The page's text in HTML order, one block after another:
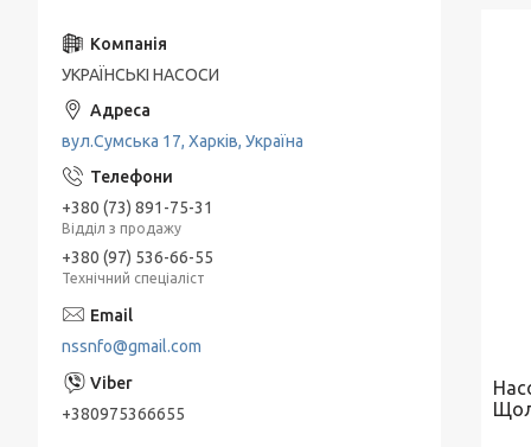
Насосы ЭЦВ Азовэнергомаш
Електромеханічний Завод " (ХЕМЗ)
Піскові насоси П, ПК, ПР, ПКВП, ВРВП, ПБ
Моноблочні піскові насоси
ПР, ПК, ПРВП, ПКВП - насоси піскові
ГРАТ - насоси грунтові
Дренажні насоси АНС, НС, НЦС, З-569, З
245 Андіжанец
Шламові насоси ВШН, ГШН, 6Ш8, 6Ш8-2,
ШН
УКРАЇНСЬКІ НАСОСИ
вул.Сумська 17, Харків, Україна
+380 (73) 891-75-31
Відділ з продажу
+380 (97) 536-66-55
Технічний спеціаліст
nssnfo@gmail.com
+380975366655